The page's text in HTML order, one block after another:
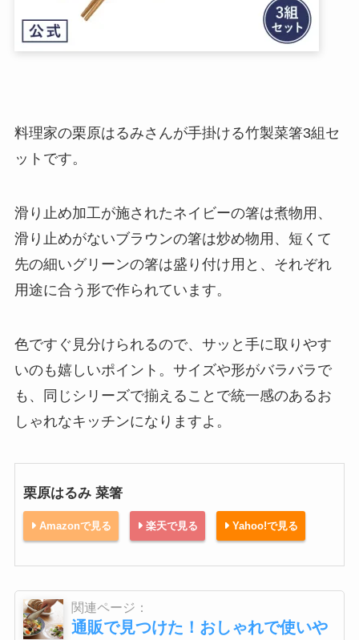
料理家の栗原はるみさんが手掛ける竹製菜箸3組セ
ットです。
滑り止め加工が施されたネイビーの箸は煮物用、
滑り止めがないブラウンの箸は炒め物用、短くて
先の細いグリーンの箸は盛り付け用と、それぞれ
用途に合う形で作られています。
色ですぐ見分けられるので、サッと手に取りやす
いのも嬉しいポイント。サイズや形がバラバラで
も、同じシリーズで揃えることで統一感のあるお
しゃれなキッチンになりますよ。
栗原はるみ 菜箸
Amazonで見る 楽天で見る Yahoo!で見る
関連ページ：
通販で見つけた！おしゃれで使いや